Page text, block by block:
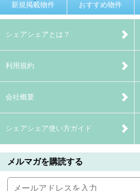
新規掲載物件 おすすめ物件
シェアシェアとは？
利用規約
会社概要
シェアシェア使い方ガイド
メルマガを購読する